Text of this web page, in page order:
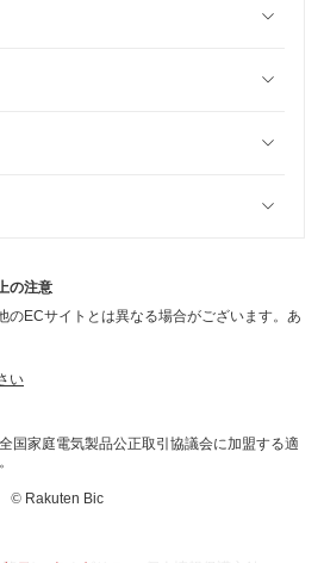
の注意
のECサイトとは異なる場合がございます。あ
い
国家庭電気製品公正取引協議会に加盟する適
© Rakuten Bic